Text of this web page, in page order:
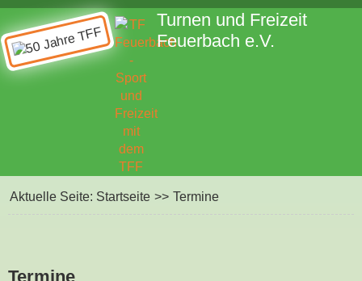
Turnen und Freizeit
Feuerbach e.V.
Aktuelle Seite: Startseite >> Termine
Termine